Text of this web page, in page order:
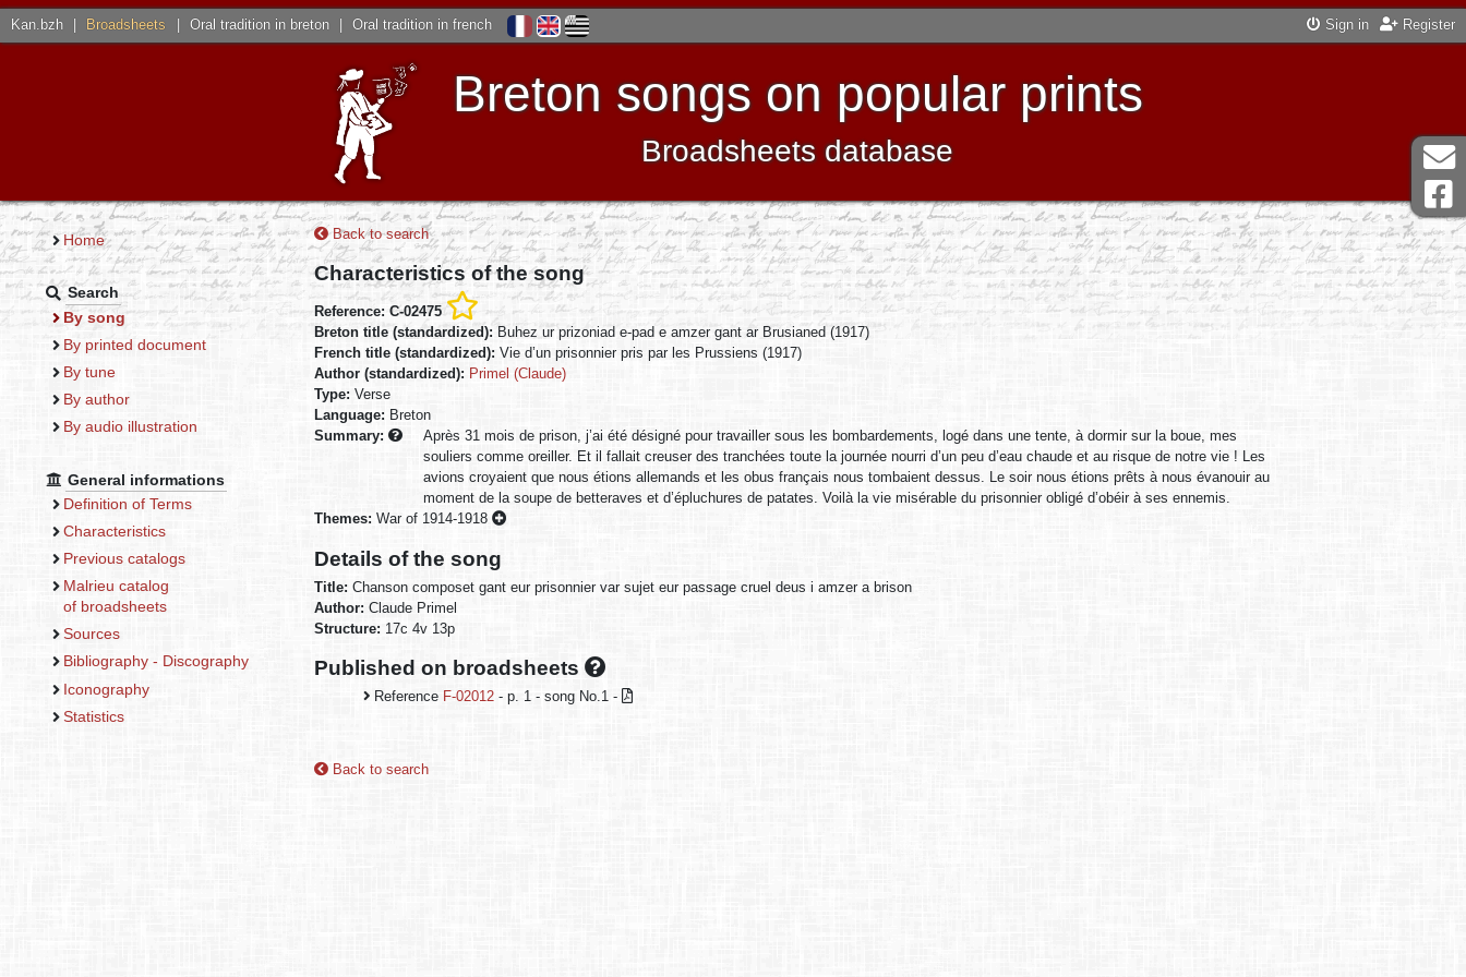
Kan.bzh Broadsheets Oral tradition in breton Oral tradition in french Sign in Register
Breton songs on popular prints
Broadsheets database
Home
Search
By song
By printed document
By tune
By author
By audio illustration
General informations
Definition of Terms
Characteristics
Previous catalogs
Malrieu catalog
of broadsheets
Sources
Bibliography - Discography
Iconography
Statistics
Back to search
Characteristics of the song
Reference: C-02475
Breton title (standardized): Buhez ur prizoniad e-pad e amzer gant ar Brusianed (1917)
French title (standardized): Vie d’un prisonnier pris par les Prussiens (1917)
Author (standardized): Primel (Claude)
Type: Verse
Language: Breton
Summary:
Après 31 mois de prison, j’ai été désigné pour travailler sous les bombardements, logé dans une tente, à dormir sur la boue, mes
souliers comme oreiller. Et il fallait creuser des tranchées toute la journée nourri d’un peu d’eau chaude et au risque de notre vie ! Les
avions croyaient que nous étions allemands et les obus français nous tombaient dessus. Le soir nous étions prêts à nous évanouir au
moment de la soupe de betteraves et d’épluchures de patates. Voilà la vie misérable du prisonnier obligé d’obéir à ses ennemis.
Themes: War of 1914-1918
Details of the song
Title: Chanson composet gant eur prisonnier var sujet eur passage cruel deus i amzer a brison
Author: Claude Primel
Structure: 17c 4v 13p
Published on broadsheets
Reference F-02012 - p. 1 - song No.1 -
Back to search